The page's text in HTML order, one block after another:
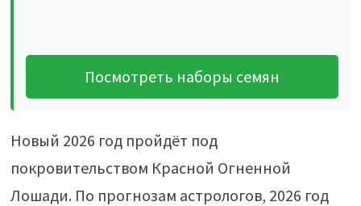
Посмотреть наборы семян
Новый 2026 год пройдёт под
покровительством Красной Огненной
Лошади. По прогнозам астрологов, 2026 год